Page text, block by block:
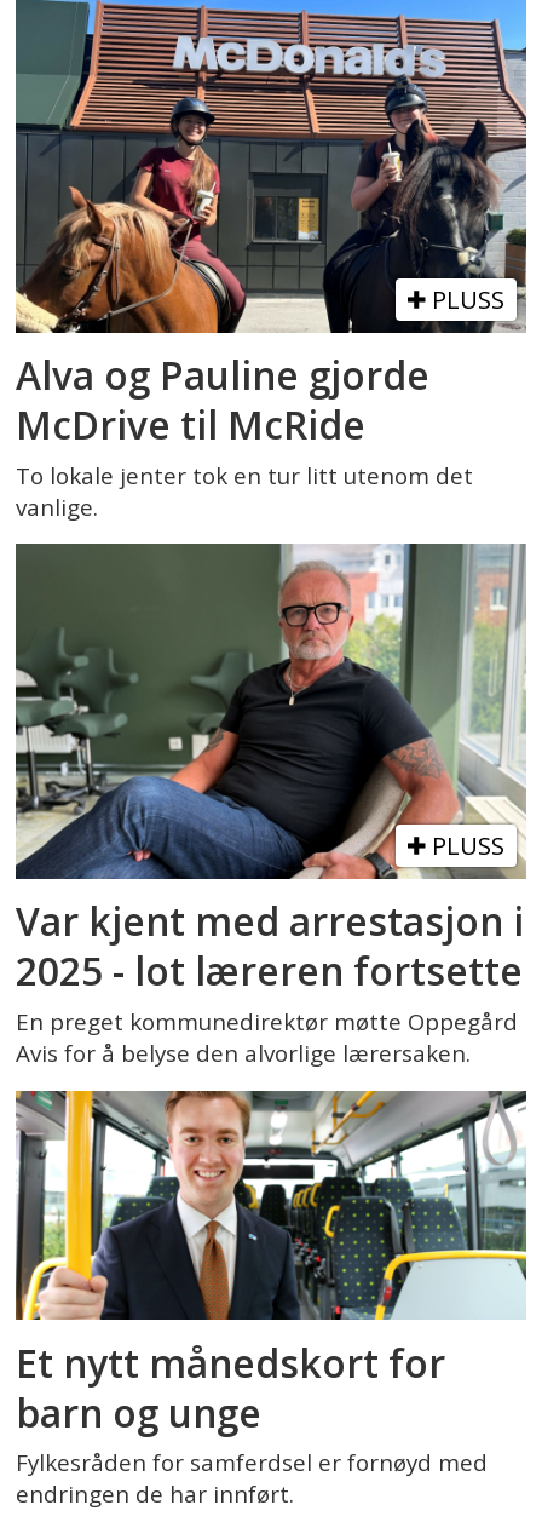
PLUSS
Alva og Pauline gjorde
McDrive til McRide
To lokale jenter tok en tur litt utenom det
vanlige.
PLUSS
Var kjent med arrestasjon i
2025 - lot læreren fortsette
En preget kommunedirektør møtte Oppegård
Avis for å belyse den alvorlige lærersaken.
Et nytt månedskort for
barn og unge
Fylkesråden for samferdsel er fornøyd med
endringen de har innført.